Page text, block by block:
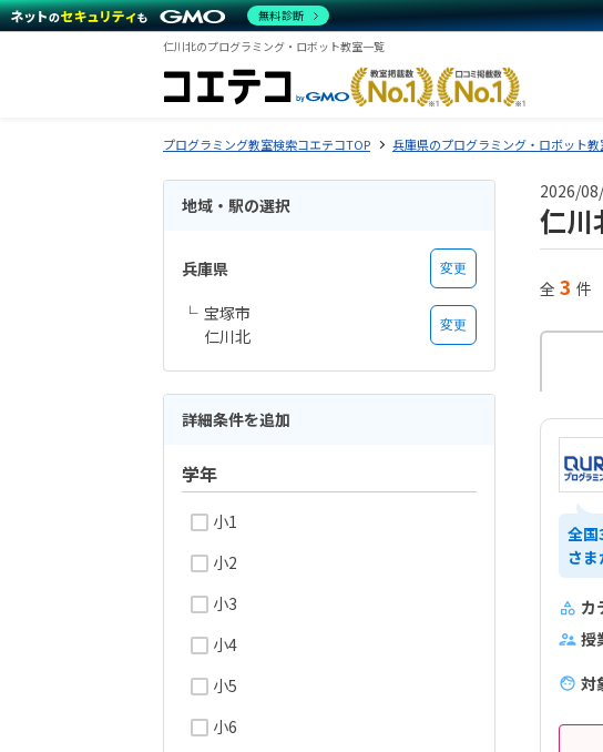
仁川北のプログラミング・ロボット教室一覧
プログラミング教室検索コエテコTOP 兵庫県のプログラミング・ロボット教
地域・駅の選択
兵庫県 変更
宝塚市
仁川北
変更
詳細条件を追加
学年
小1
小2
小3
小4
小5
小6
2026/
仁川
全 3 件
全国
さま
カ
授
対
無料診断